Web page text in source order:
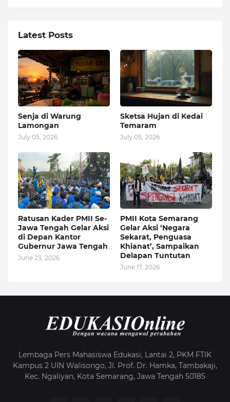
Latest Posts
Senja di Warung
Lamongan
July 05, 2026
Sketsa Hujan di Kedai
Temaram
July 05, 2026
Ratusan Kader PMII Se-
Jawa Tengah Gelar Aksi
di Depan Kantor
Gubernur Jawa Tengah
June 23, 2026
PMII Kota Semarang
Gelar Aksi ‘Negara
Sekarat, Penguasa
Khianat’, Sampaikan
Delapan Tuntutan
June 17, 2026
Lembaga Pers Mahasiswa Edukasi, Lantai 2, PKM FTIK
Kampus 2 UIN Walisongo, Jl. Prof. Dr. Hamka, Tambakaji,
Kec. Ngaliyan, Kota Semarang, Jawa Tengah 50185